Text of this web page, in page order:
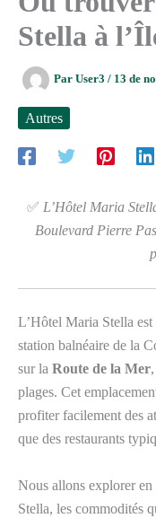
Stella à
Par User3 / 13 de
Autres
✅ L’Hôtel Maria
Boulevard Pierre
L’Hôtel Maria Stella est
station balnéaire de la
sur la Route de la Mer
plages. Cet
profiter facilement des
que des restaurants
Nous allons explorer en
Stella, les commodités